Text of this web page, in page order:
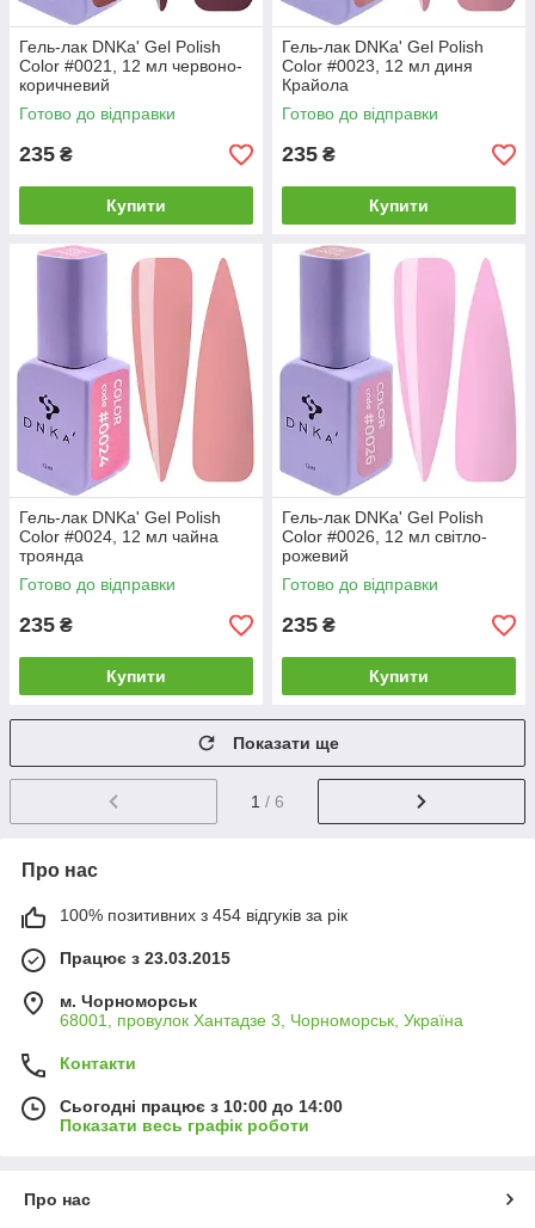
Гель-лак DNKa' Gel Polish
Color #0021, 12 мл червоно-
коричневий
Готово до відправки
235 ₴
Купити
Гель-лак DNKa' Gel Polish
Color #0023, 12 мл диня
Крайола
Готово до відправки
235 ₴
Купити
Гель-лак DNKa' Gel Polish
Color #0024, 12 мл чайна
троянда
Готово до відправки
235 ₴
Купити
Гель-лак DNKa' Gel Polish
Color #0026, 12 мл світло-
рожевий
Готово до відправки
235 ₴
Купити
Показати ще
1 / 6
Про нас
100% позитивних з 454 відгуків за рік
Працює з 23.03.2015
м. Чорноморськ
68001, провулок Хантадзе 3, Чорноморськ, Україна
Контакти
Сьогодні працює з 10:00 до 14:00
Показати весь графік роботи
Про нас